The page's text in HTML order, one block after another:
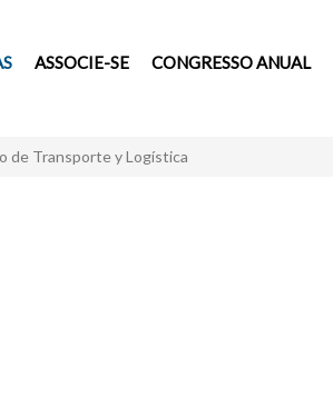
ASSOCIE-SE CONGRESSO ANUAL
de Transporte y Logística